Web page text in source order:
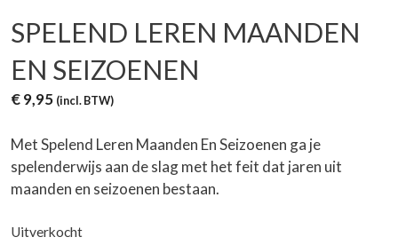
SPELEND LEREN MAANDEN
EN SEIZOENEN
€9,95 (incl. BTW)
Met Spelend Leren Maanden En Seizoenen ga je
spelenderwijs aan de slag met het feit dat jaren uit
maanden en seizoenen bestaan.
Uitverkocht